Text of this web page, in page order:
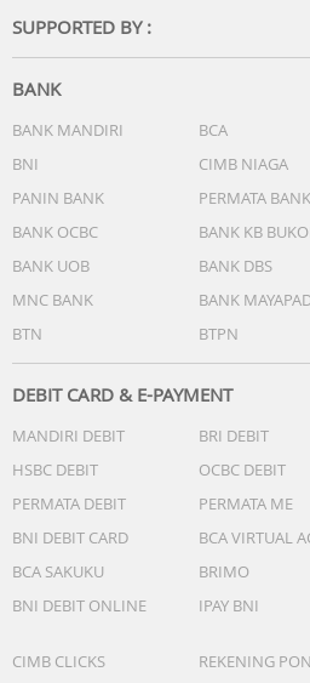
SUPPORTED BY :
BANK
BANK MANDIRI BCA
BNI
CIMB NIAGA
PANIN BANK
PERMATA BANK
BANK OCBC
BANK KB
BANK UOB
BANK DBS
MNC BANK
BANK
BTN
BTPN
DEBIT CARD & E-PAYMENT
MANDIRI DEBIT BRI DEBIT
HSBC DEBIT
OCBC DEBIT
PERMATA DEBIT
PERMATA ME
BNI DEBIT CARD
BCA VIRTUAL
BCA SAKUKU
BRIMO
BNI DEBIT ONLINE
IPAY BNI
CIMB CLICKS
REKENING